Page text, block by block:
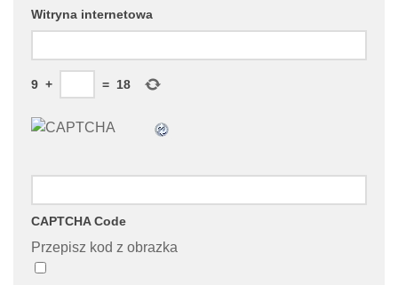
Witryna internetowa
9 + = 18
CAPTCHA Code
Przepisz kod z obrazka